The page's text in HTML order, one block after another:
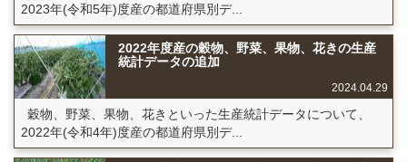
2023年(令和5年)度産の都道府県別デ...
2022年度産の穀物、野菜、果物、花きの生産
統計データの追加
2024.04.29
穀物、野菜、果物、花きといった生産統計データについて、
2022年(令和4年)度産の都道府県別デ...